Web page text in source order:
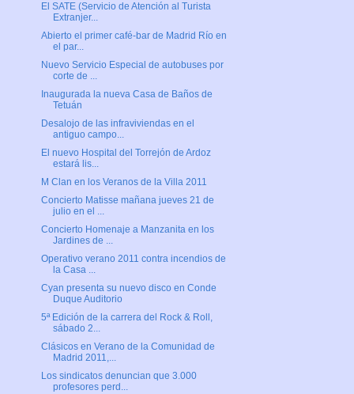
El SATE (Servicio de Atención al Turista
Extranjer...
Abierto el primer café-bar de Madrid Río en
el par...
Nuevo Servicio Especial de autobuses por
corte de ...
Inaugurada la nueva Casa de Baños de
Tetuán
Desalojo de las infraviviendas en el
antiguo campo...
El nuevo Hospital del Torrejón de Ardoz
estará lis...
M Clan en los Veranos de la Villa 2011
Concierto Matisse mañana jueves 21 de
julio en el ...
Concierto Homenaje a Manzanita en los
Jardines de ...
Operativo verano 2011 contra incendios de
la Casa ...
Cyan presenta su nuevo disco en Conde
Duque Auditorio
5ª Edición de la carrera del Rock & Roll,
sábado 2...
Clásicos en Verano de la Comunidad de
Madrid 2011,...
Los sindicatos denuncian que 3.000
profesores perd...